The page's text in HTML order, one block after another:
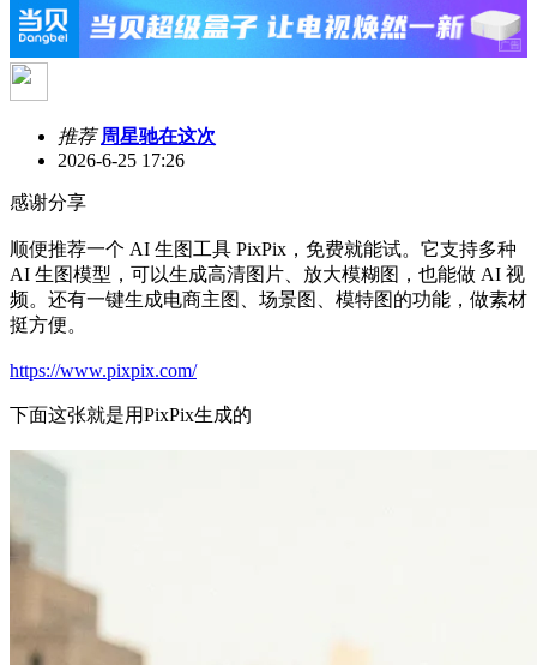
推荐周星驰在这次
2026-6-25 17:26
感谢分享
顺便推荐一个 AI 生图工具 PixPix，免费就能试。它支持多种
AI 生图模型，可以生成高清图片、放大模糊图，也能做 AI 视
频。还有一键生成电商主图、场景图、模特图的功能，做素材
挺方便。
https://www.pixpix.com/
下面这张就是用PixPix生成的